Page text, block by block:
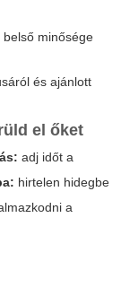
minősége
és ajánlott
el őket
adj időt a
hirtelen hidegbe
a